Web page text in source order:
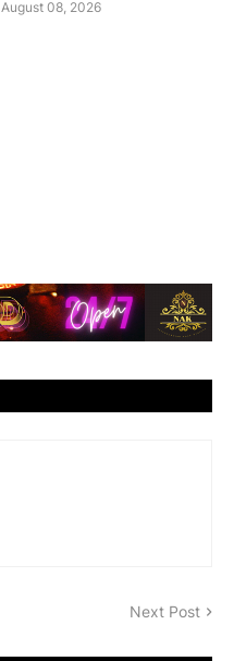
August 08, 2026
Next Post